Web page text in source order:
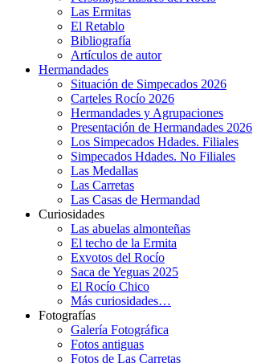
Las Ermitas
El Retablo
Bibliografía
Artículos de autor
Hermandades
Situación de Simpecados 2026
Carteles Rocío 2026
Hermandades y Agrupaciones
Presentación de Hermandades 2026
Los Simpecados Hdades. Filiales
Simpecados Hdades. No Filiales
Las Medallas
Las Carretas
Las Casas de Hermandad
Curiosidades
Las abuelas almonteñas
El techo de la Ermita
Exvotos del Rocío
Saca de Yeguas 2025
El Rocío Chico
Más curiosidades…
Fotografías
Galería Fotográfica
Fotos antiguas
Fotos de Las Carretas